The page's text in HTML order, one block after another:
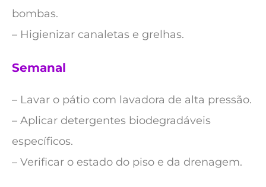
bombas.
– Higienizar canaletas e grelhas.
Semanal
– Lavar o pátio com lavadora de alta pressão.
– Aplicar detergentes biodegradáveis
específicos.
– Verificar o estado do piso e da drenagem.